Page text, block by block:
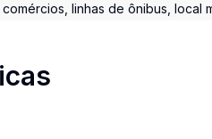
linhas de ônibus, local